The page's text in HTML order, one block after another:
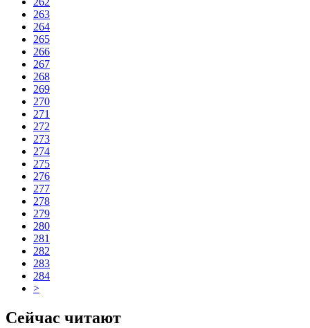
263
264
265
266
267
268
269
270
271
272
273
274
275
276
277
278
279
280
281
282
283
284
>
Сейчас читают